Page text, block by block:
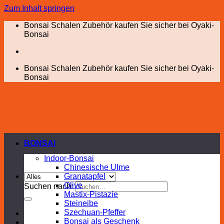
Zum Inhalt springen
Bonsai Schalen Zubehör kaufen Sie sicher bei Oyaki-
Bonsai
Bonsai Schalen Zubehör kaufen Sie sicher bei Oyaki-
Bonsai
Suchen nach:
BONSAI
Indoor-Bonsai
Chinesische Ulme
Granatapfel
Olive
Mastix-Pistazie
Steineibe
Szechuan-Pfeffer
Bonsai als Geschenk